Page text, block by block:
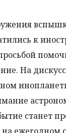
к
На
станет